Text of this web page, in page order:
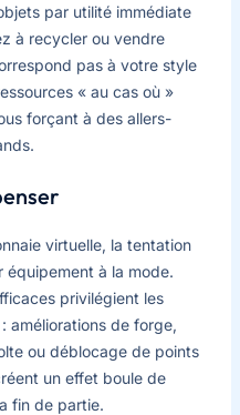
par utilité immédiate
à recycler ou vendre
pas à votre style
« au cas où »
forçant à des allers-
virtuelle, la tentation
équipement à la mode.
privilégient les
améliorations de forge,
ou déblocage de points
un effet boule de
fin de partie.